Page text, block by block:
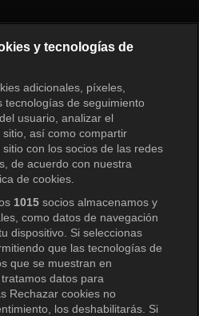
sesión
y tecnologías de
adicionales, píxeles,
tecnologías de seguimiento
usuario, analizar el
así como compartir
con los socios de las redes
de acuerdo con nuestra
de cookies.
1015 socios almacenamos y
como datos de navegación
dispositivo. Si seleccionas
que las tecnologías de
que se muestran en
datos para
Rechazar cookies no
los deshabilitarás. Si